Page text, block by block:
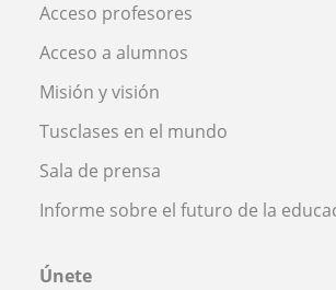
Acceso profesores
Acceso a alumnos
Misión y visión
Tusclases en el mundo
Sala de prensa
Informe sobre el futuro de la
Únete